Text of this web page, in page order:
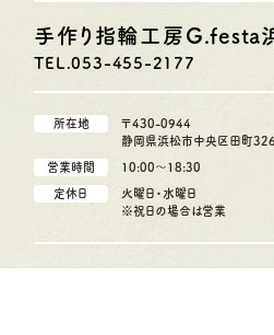
手作り指輪工房G.festa
TEL.053-455-2177
所在地
〒430-0944
静岡県浜松市中央区田町
営業時間 10:00〜18:30
定休日
火曜日・水曜日
※祝日の場合は営業